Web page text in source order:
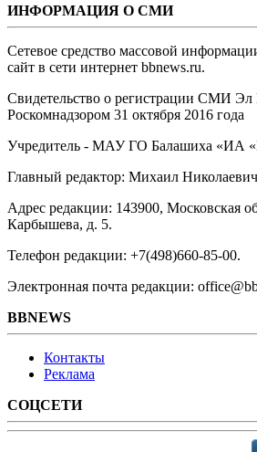
ИНФОРМАЦИЯ О СМИ
Сетевое средство массовой
сайт в сети интернет bbnews.ru.
Свидетельство о регистрации СМИ
Роскомнадзором 31 октября 2016 года
Учредитель - МАУ ГО Балашиха «ИА
Главный редактор: Михаил
Адрес редакции: 143900, Московская
Карбышева, д. 5.
Телефон редакции: +7(498)660-85-00.
Электронная почта редакции:
BBNEWS
Контакты
Реклама
СОЦСЕТИ